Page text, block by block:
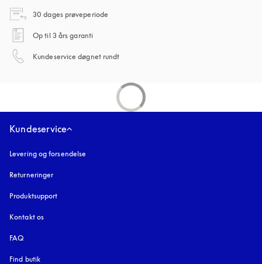
30 dages prøveperiode
Op til 3 års garanti
Kundeservice døgnet rundt
Kundeservice
Levering og forsendelse
Returneringer
Produktsupport
Kontakt os
FAQ
Find butik